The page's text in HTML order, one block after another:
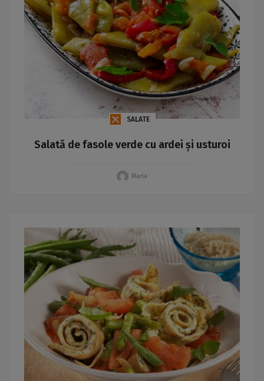
SALATE
Salată de fasole verde cu ardei și usturoi
Maria